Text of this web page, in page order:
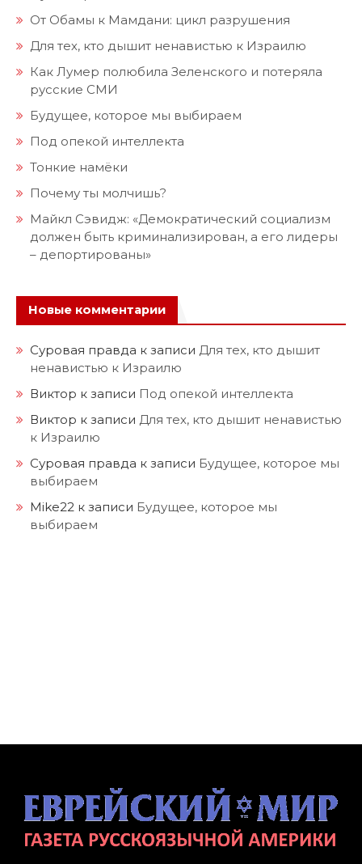
От Обамы к Мамдани: цикл разрушения
Для тех, кто дышит ненавистью к Израилю
Как Лумер полюбила Зеленского и потеряла
русские СМИ
Будущее, которое мы выбираем
Под опекой интеллекта
Тонкие намёки
Почему ты молчишь?
Майкл Сэвидж: «Демократический социализм
должен быть криминализирован, а его лидеры
– депортированы»
Новые комментарии
Суровая правда к записи Для тех, кто дышит
ненавистью к Израилю
Виктор к записи Под опекой интеллекта
Виктор к записи Для тех, кто дышит ненавистью
к Израилю
Суровая правда к записи Будущее, которое мы
выбираем
Mike22 к записи Будущее, которое мы
выбираем